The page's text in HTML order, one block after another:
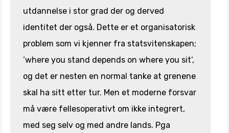
utdannelse i stor grad der og derved
identitet der også. Dette er et organisatorisk
problem som vi kjenner fra statsvitenskapen;
‘where you stand depends on where you sit’,
og det er nesten en normal tanke at grenene
skal ha sitt etter tur. Men et moderne forsvar
må være fellesoperativt om ikke integrert,
med seg selv og med andre lands. Pga